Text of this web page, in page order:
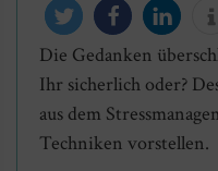
twittern teilen mitteileninfo
Die Gedanken
Ihr sicherlich oder?
aus dem
Techniken vorstellen.